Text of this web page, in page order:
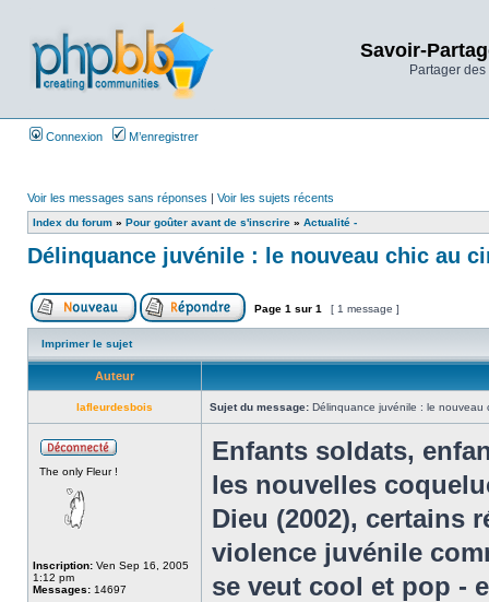
Savoir-
Partager
Connexion M’enregistrer
Voir les messages sans réponses | Voir les sujets récents
Index du forum » Pour goûter avant de s'inscrire » Actualité -
Délinquance juvénile : le nouveau chic au
Page 1 sur 1 [ 1 message ]
Imprimer le sujet
Auteur
lafleurdesbois Sujet du message: Délinquance juvénile : le nouveau
The only Fleur !
Inscription: Ven Sep 16, 2005
1:12 pm
Messages: 14697
Enfants soldats,
les nouvelles
Dieu (2002), certains
violence juvénile
se veut cool et pop -